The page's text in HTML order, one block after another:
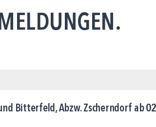
Bitterfeld, Abzw. Zscherndorf ab